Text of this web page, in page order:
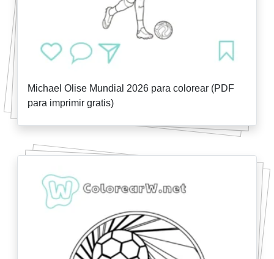
Michael Olise Mundial 2026 para colorear (PDF
para imprimir gratis)